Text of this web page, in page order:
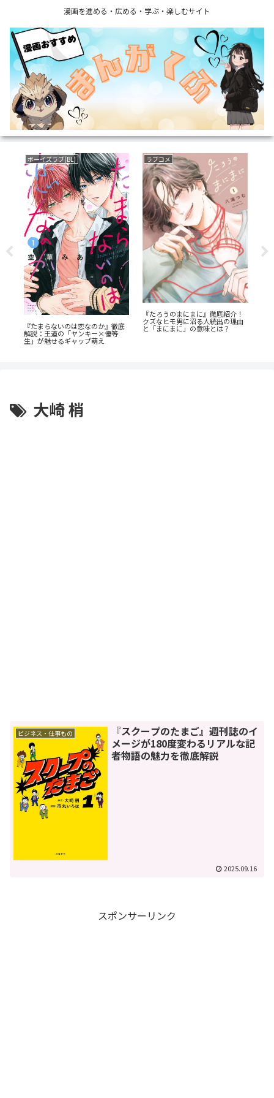
漫画を進める・広める・学ぶ・楽しむサイト
ボーイズラブ(BL)
『たまらないのは恋なのか』徹底
解説：王道の「ヤンキー×優等
生」が魅せるギャップ萌え
ラブコメ
『たろうのまにまに』徹底紹介！
クズなヒモ男に沼る人続出の理由
と「まにまに」の意味とは？
大崎 梢
ビジネス・仕事もの
『スクープのたまご』週刊誌のイ
メージが180度変わるリアルな記
者物語の魅力を徹底解説
2025.09.16
スポンサーリンク